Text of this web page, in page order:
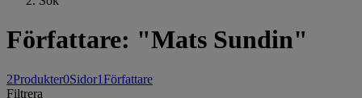
Författare: "Mats Sundin"
2Produkter0Sidor1Författare
Filtrera